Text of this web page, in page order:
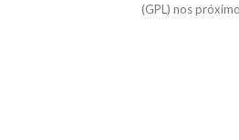
(GPL) nos